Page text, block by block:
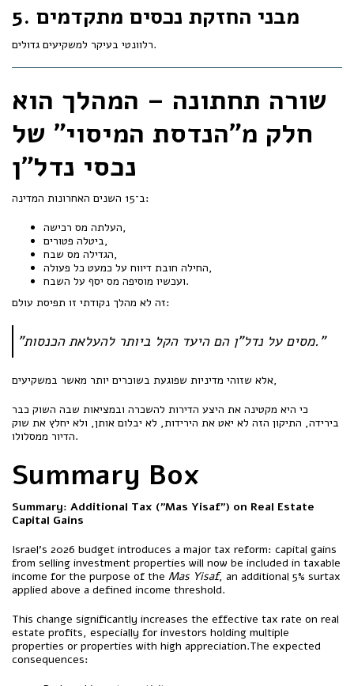
5. מבני החזקת נכסים מתקדמים
רלוונטי בעיקר למשקיעים גדולים.
שורה תחתונה – המהלך הוא
חלק מ"הנדסת המיסוי" של
נכסי נדל"ן
ב־15 השנים האחרונות המדינה:
העלתה מס רכישה,
ביטלה פטורים,
הגדילה מס שבח,
החילה חובת דיווח על כמעט כל פעולה,
ועכשיו מוסיפה מס יסף על השבח.
זה לא מהלך נקודתי זו תפיסת עולם:
"מסים על נדל"ן הם היעד הקל ביותר להעלאת הכנסות."
אלא שזוהי מדיניות שפוגעת בשוכרים יותר מאשר במשקיעים,
כי היא מקטינה את היצע הדירות להשכרה ובמציאות שבה השוק כבר
בירידה, התיקון הזה לא יאט את הירידות, לא יבלום אותן, ולא יחלץ את שוק
הדיור ממסלולו.
Summary Box
Summary: Additional Tax ("Mas Yisaf") on Real Estate
Capital Gains
Israel’s 2026 budget introduces a major tax reform: capital gains
from selling investment properties will now be included in taxable
income for the purpose of the Mas Yisaf, an additional 5% surtax
applied above a defined income threshold.
This change significantly increases the effective tax rate on real
estate profits, especially for investors holding multiple
properties or properties with high appreciation.The expected
consequences: